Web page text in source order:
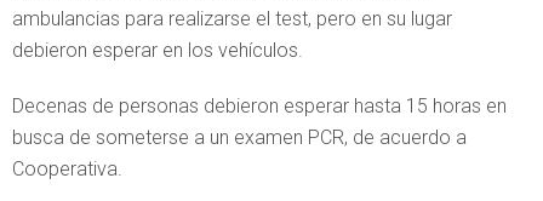
ambulancias para realizarse el test, pero en su lugar
debieron esperar en los vehículos.
Decenas de personas debieron esperar hasta 15 horas en
busca de someterse a un examen PCR, de acuerdo a
Cooperativa.